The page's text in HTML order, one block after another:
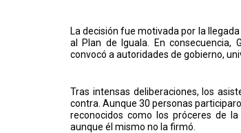
La decisión fue motivada por la
al Plan de Iguala. En consecuencia,
convocó a autoridades de gobierno,
Tras intensas deliberaciones, los
contra. Aunque 30 personas
reconocidos como los próceres de
aunque él mismo no la firmó.